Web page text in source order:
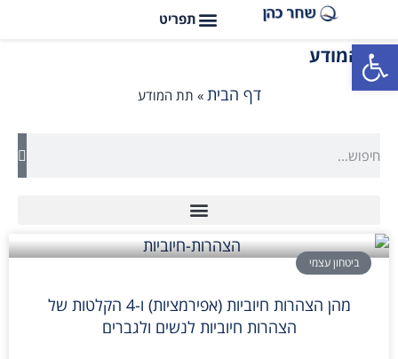
פתח סרגל נגישות
תת המודע
דף הבית » תת המודע
ביטחון עצמי
מהן הצהרות חיוביות (אפירמציות) ו-4 הקלטות של
הצהרות חיוביות לנשים ולגברים